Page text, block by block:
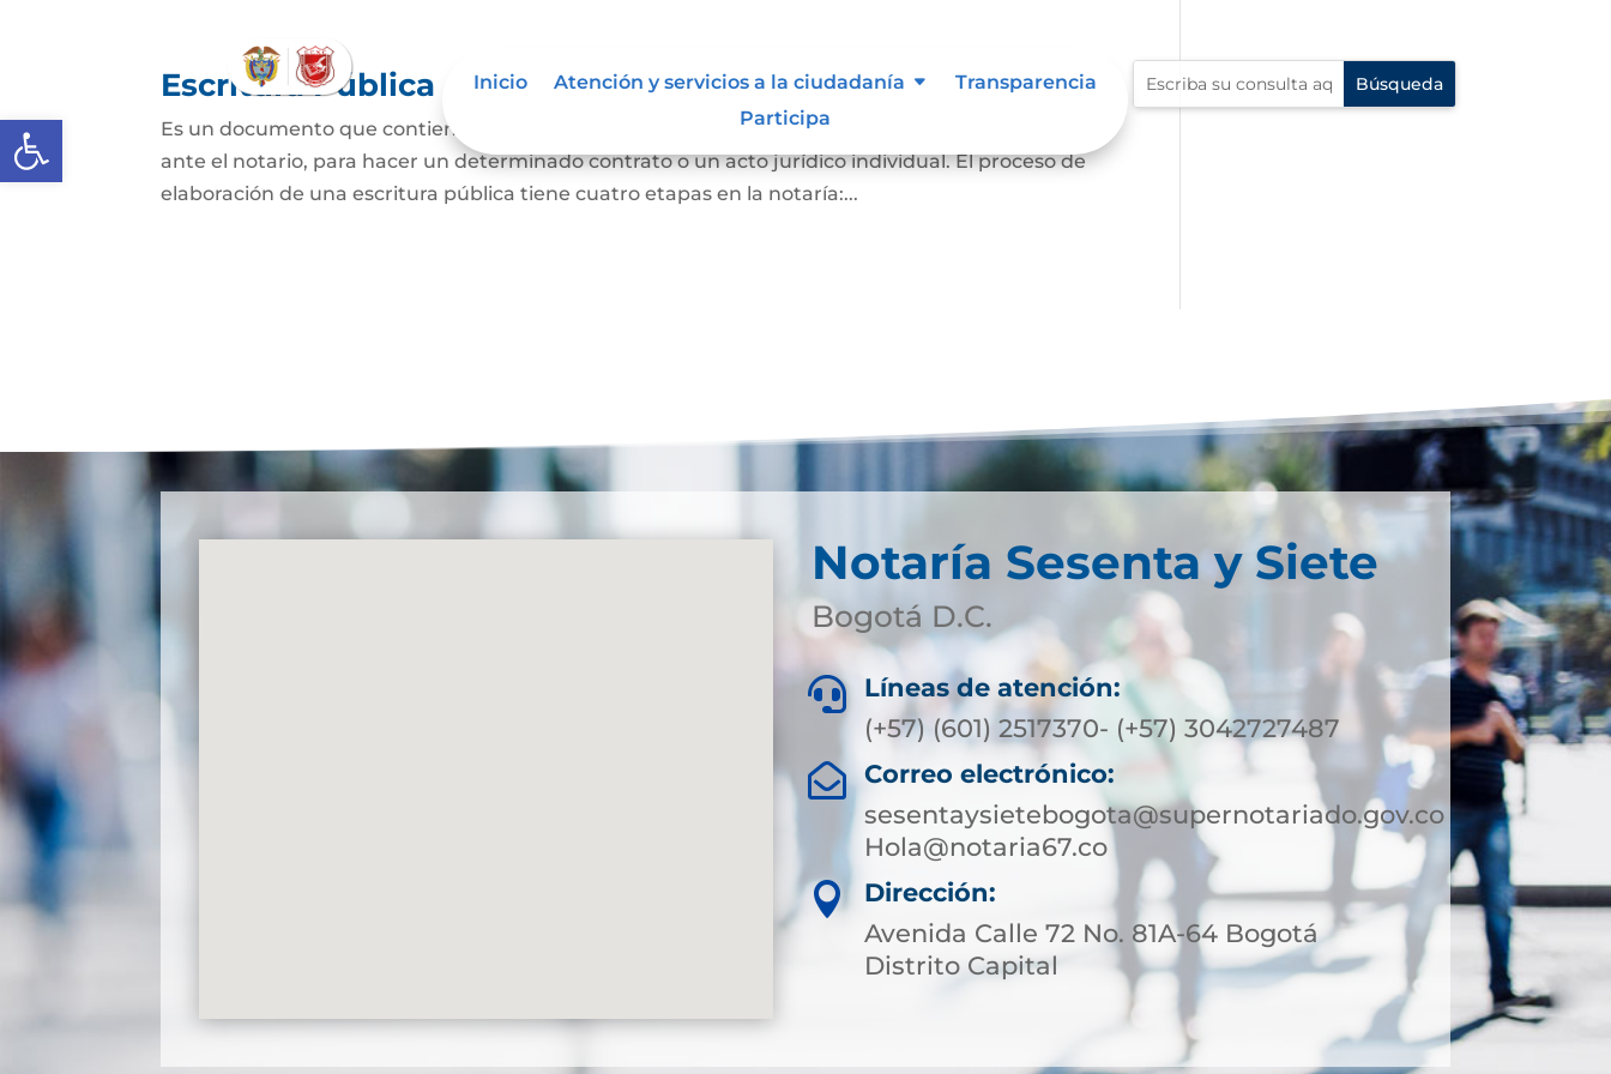
Abrir barra de herramientas
Inicio Atención y servicios a la ciudadanía
Transparencia
Participa
Escritura Pública
Es un documento que contiene la declaración de voluntad de una o varias personas, emitidas
ante el notario, para hacer un determinado contrato o un acto jurídico individual. El proceso de
elaboración de una escritura pública tiene cuatro etapas en la notaría:...
Notaría Sesenta y Siete
Bogotá D.C.

Líneas de atención:
(+57) (601) 2517370- (+57) 3042727487

Correo electrónico:
sesentaysietebogota@supernotariado.gov.co
Hola@notaria67.co

Dirección:
Avenida Calle 72 No. 81A-64 Bogotá
Distrito Capital